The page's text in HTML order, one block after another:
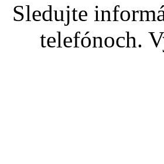
Sledujte
telefónoch.